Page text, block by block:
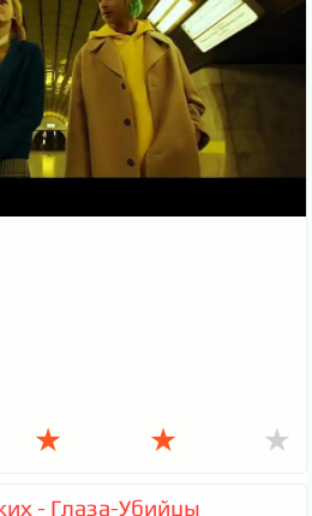
★ ★ ★
- Глаза-Убийцы